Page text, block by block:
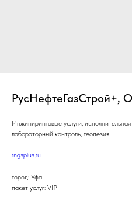
РусНефтеГазСтрой+,
Инжиниринговые услуги,
лабораторный контроль, геодезия
rngsplus.ru
город: Уфа
пакет услуг: VIP